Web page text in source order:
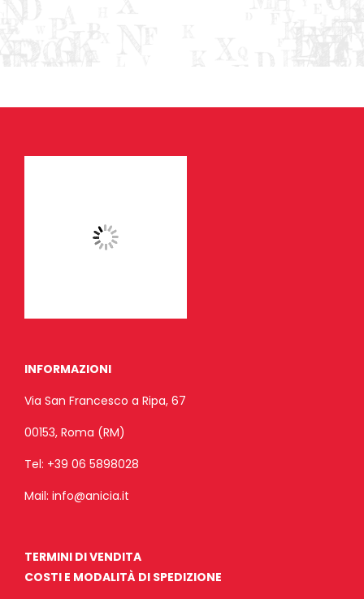
INFORMAZIONI
Via San Francesco a Ripa, 67
00153, Roma (RM)
Tel: +39 06 5898028
Mail: info@anicia.it
TERMINI DI VENDITA
COSTI E MODALITÀ DI SPEDIZIONE